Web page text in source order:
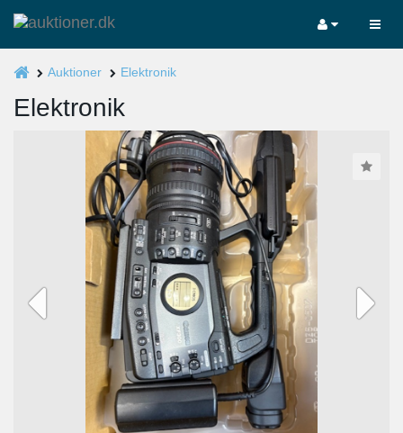
Auktioner Elektronik
Elektronik